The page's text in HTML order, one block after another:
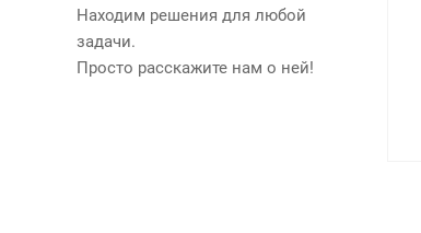
Находим решения для любой
задачи.
Просто расскажите нам о ней!